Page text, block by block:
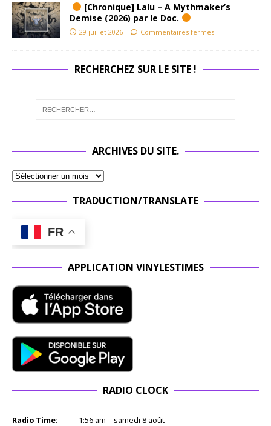
[Chronique] Lalu – A Mythmaker’s
Demise (2026) par le Doc.
29 juillet 2026 Commentaires fermés
RECHERCHEZ SUR LE SITE !
ARCHIVES DU SITE.
TRADUCTION/TRANSLATE
FR
APPLICATION VINYLESTIMES
RADIO CLOCK
Radio Time: 1:56 am samedi 8 août